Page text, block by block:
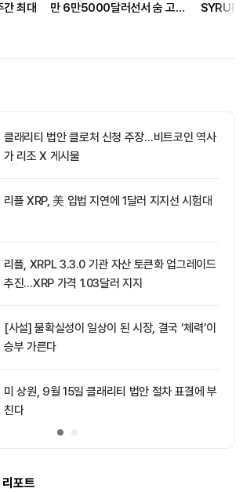
최대
만 6만5000달러선서 숨 고르
클래리티 법안 클로처 신청 주장…비트코인 역사
가 리조 X 게시물
리플 XRP, 美 입법 지연에 1달러 지지선 시험대
리플, XRPL 3.3.0 기관 자산 토큰화 업그레이드
추진…XRP 가격 1.03달러 지지
[사설] 불확실성이 일상이 된 시장, 결국 ‘체력’이
승부 가른다
미 상원, 9월 15일 클래리티 법안 절차 표결에 부
친다
포트